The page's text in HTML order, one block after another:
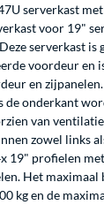
serverkast
voor 19"
serverkast is
voordeur en
en
de onderkant
van
zowel links
19" profielen
Het maximaal
kg en de